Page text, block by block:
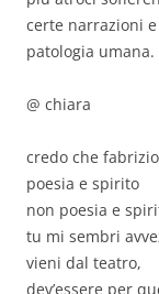
certe narrazioni
patologia umana.
@ chiara
credo che
poesia e spirito
non poesia e
tu mi sembri
vieni dal teatro,
dev’essere per